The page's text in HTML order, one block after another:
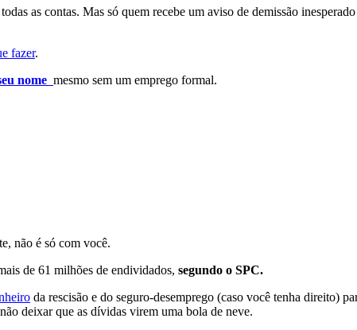
as contas. Mas só quem recebe um aviso de demissão
fazer.
nome mesmo sem um emprego formal.
não é só com você.
de 61 milhões de endividados, segundo o SPC.
da rescisão e do seguro-desemprego (caso você tenha direito)
deixar que as dívidas virem uma bola de neve.